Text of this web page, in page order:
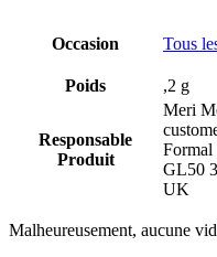
Occasion Tous
Poids ,2 g
Responsable
Produit
Meri
Formal
GL50
UK
Malheureusement, aucune